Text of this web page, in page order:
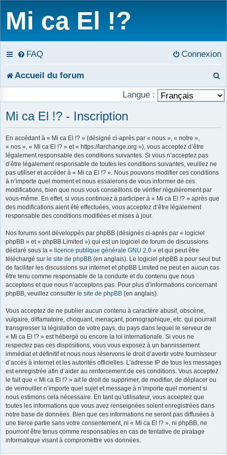
Mi ca El !?
FAQ Connexion
Accueil du forum
e
h
Langue :
Mi ca El !? - Inscription
En accédant à « Mi ca El !? » (désigné ci-après par « nous », « notre »,
« nos », « Mi ca El !? » et « https://larchange.org »), vous acceptez d’être
légalement responsable des conditions suivantes. Si vous n’acceptez pas
d’être légalement responsable de toutes les conditions suivantes, veuillez ne
pas utiliser et accéder à « Mi ca El !? ». Nous pouvons modifier ces conditions
à n’importe quel moment et nous essaierons de vous informer de ces
modifications, bien que nous vous conseillons de vérifier régulièrement par
vous-même. En effet, si vous continuez à participer à « Mi ca El !? » après que
des modifications aient été effectuées, vous acceptez d’être légalement
responsable des conditions modifiées et mises à jour.
Nos forums sont développés par phpBB (désignés ci-après par « logiciel
phpBB » et « phpBB Limited ») qui est un logiciel de forum de discussions
déclaré sous la « licence publique générale GNU 2.0 » et qui peut être
téléchargé sur le site de phpBB (en anglais). Le logiciel phpBB a pour seul but
de faciliter les discussions sur internet et phpBB Limited ne peut en aucun cas
être tenu comme responsable de la conduite et du contenu que nous
acceptons et que nous n’acceptons pas. Pour plus d’informations concernant
phpBB, veuillez consulter le site de phpBB (en anglais).
Vous acceptez de ne publier aucun contenu à caractère abusif, obscène,
vulgaire, diffamatoire, choquant, menaçant, pornographique, etc. qui pourrait
transgresser la législation de votre pays, du pays dans lequel le serveur de
« Mi ca El !? » est hébergé ou encore la loi internationale. Si vous ne
respectez pas ces dispositions, vous vous exposez à un bannissement
immédiat et définitif et nous nous réservons le droit d’avertir votre fournisseur
d’accès à internet et les autorités officielles. L’adresse IP de tous les messages
est enregistrée afin d’aider au renforcement de ces conditions. Vous acceptez
le fait que « Mi ca El !? » ait le droit de supprimer, de modifier, de déplacer ou
de verrouiller n’importe quel sujet et message à n’importe quel moment si
nous estimons cela nécessaire. En tant qu’utilisateur, vous acceptez que
toutes les informations que vous avez renseignées soient enregistrées dans
notre base de données. Bien que ces informations ne seront pas diffusées à
une tierce partie sans votre consentement, ni « Mi ca El !? », ni phpBB, ne
pourront être tenus comme responsables en cas de tentative de piratage
informatique visant à compromettre vos données.